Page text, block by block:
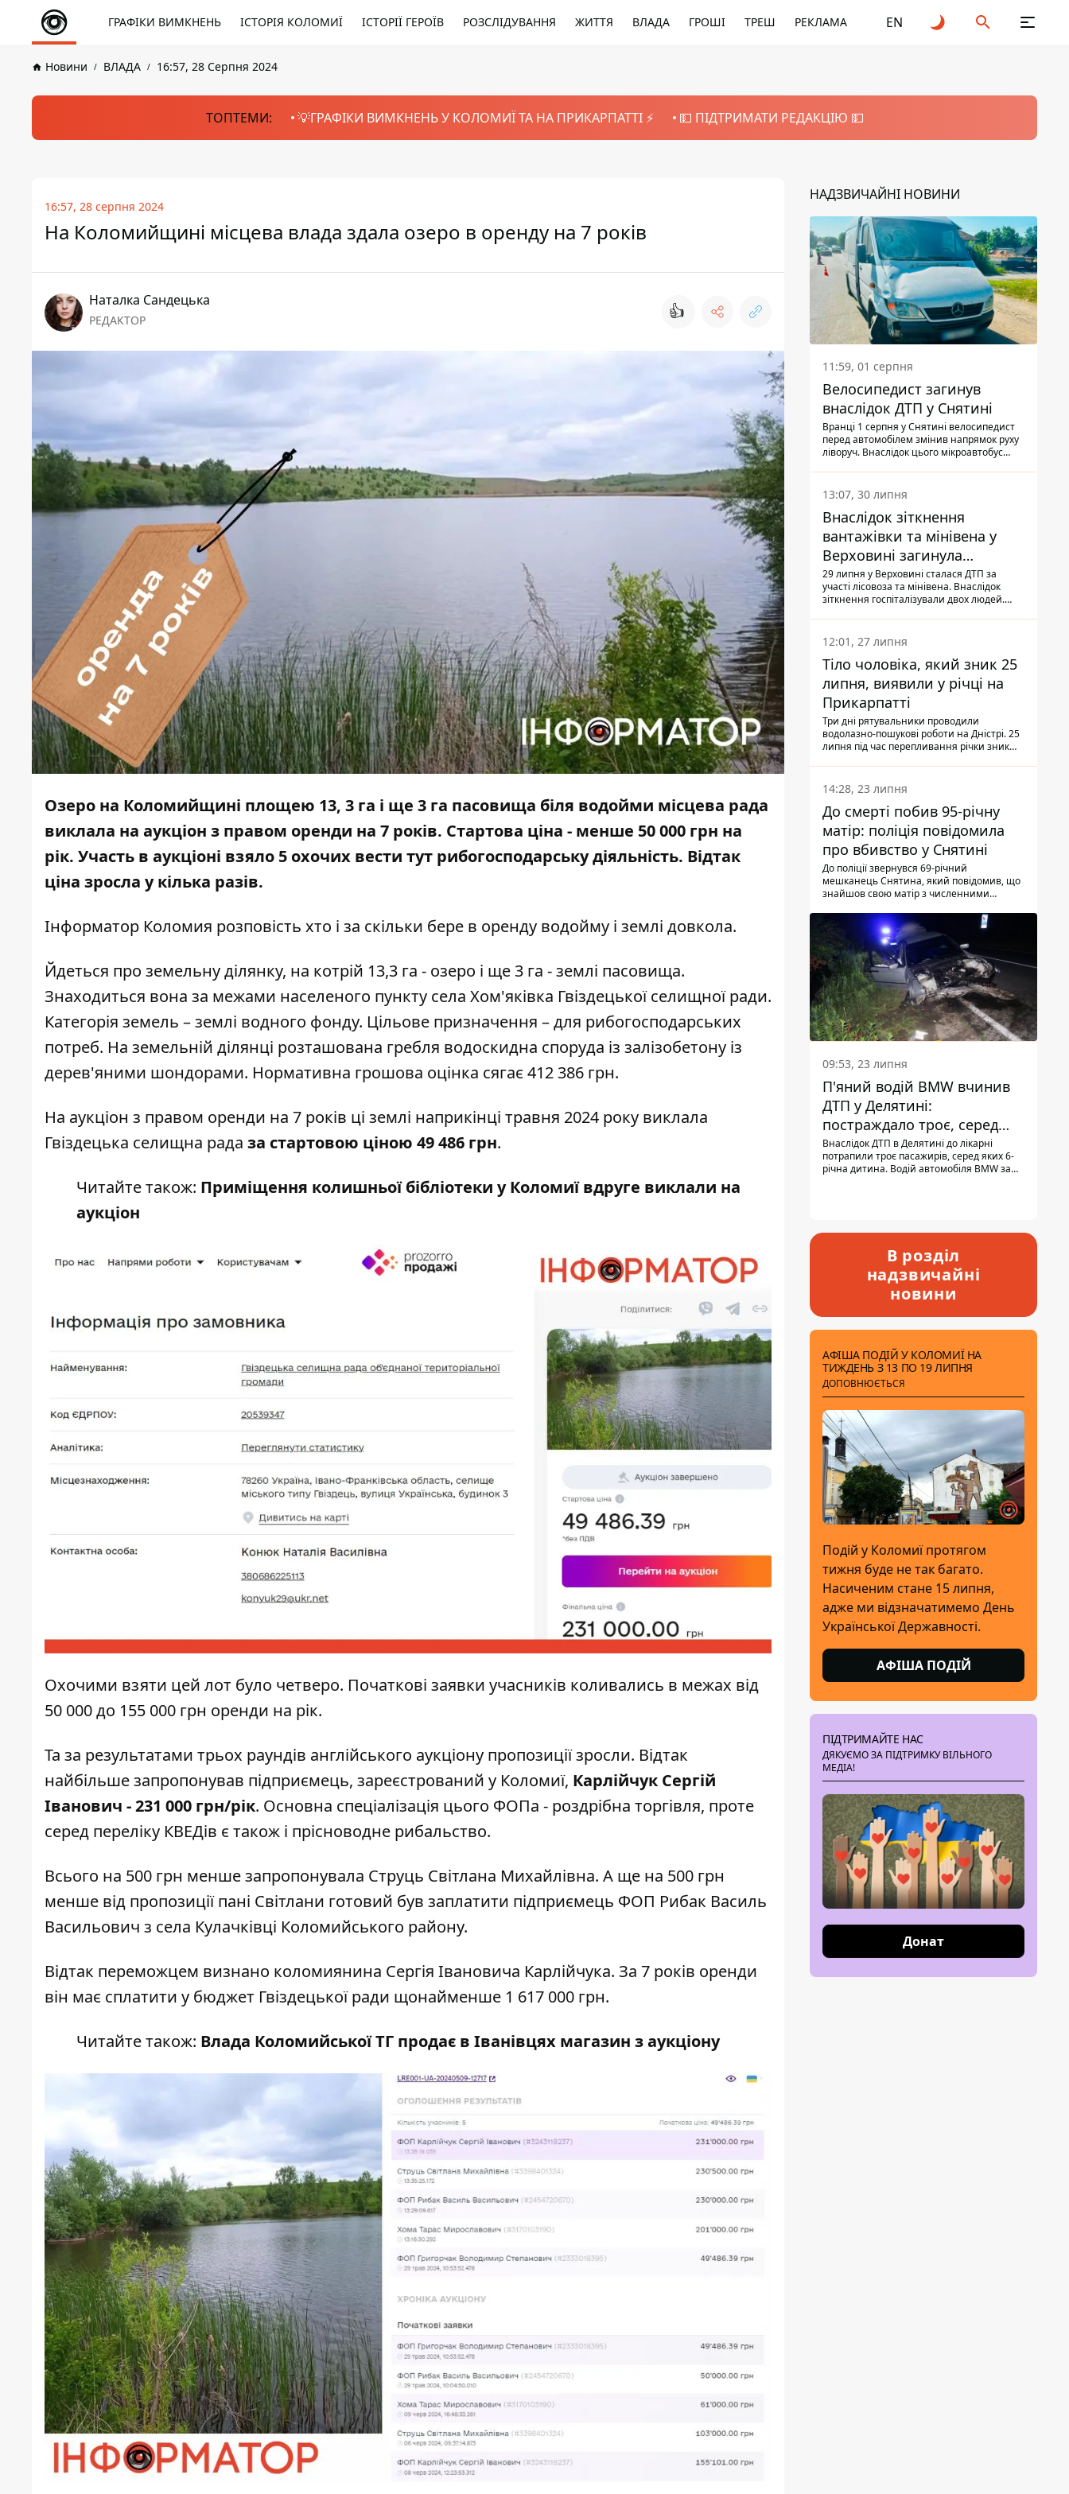
ГРАФІКИ ВИМКНЕНЬ ІСТОРІЯ КОЛОМИЇ ІСТОРІЇ ГЕРОЇВ РОЗСЛІДУВАННЯ ЖИТТЯ ВЛАДА ГРОШІ ТРЕШ РЕКЛАМА EN
Новини ВЛАДА 16:57, 28 Серпня 2024
ТОПТЕМИ: 💡ГРАФІКИ ВИМКНЕНЬ У КОЛОМИЇ ТА НА ПРИКАРПАТТІ ⚡️ 💵 ПІДТРИМАТИ РЕДАКЦІЮ 💵
16:57, 28 серпня 2024
На Коломийщині місцева влада здала озеро в оренду на 7 років
Наталка Сандецька
РЕДАКТОР 👍
Озеро на Коломийщині площею 13, 3 га і ще 3 га пасовища біля водойми місцева рада
виклала на аукціон з правом оренди на 7 років. Стартова ціна - менше 50 000 грн на
рік. Участь в аукціоні взяло 5 охочих вести тут рибогосподарську діяльність. Відтак
ціна зросла у кілька разів.
Інформатор Коломия розповість хто і за скільки бере в оренду водойму і землі довкола.
Йдеться про земельну ділянку, на котрій 13,3 га - озеро і ще 3 га - землі пасовища.
Знаходиться вона за межами населеного пункту села Хом'яківка Гвіздецької селищної ради.
Категорія земель – землі водного фонду. Цільове призначення – для рибогосподарських
потреб. На земельній ділянці розташована гребля водоскидна споруда із залізобетону із
дерев'яними шондорами. Нормативна грошова оцінка сягає 412 386 грн.
На аукціон з правом оренди на 7 років ці землі наприкінці травня 2024 року виклала
Гвіздецька селищна рада за стартовою ціною 49 486 грн.
Читайте також: Приміщення колишньої бібліотеки у Коломиї вдруге виклали на
аукціон
Охочими взяти цей лот було четверо. Початкові заявки учасників коливались в межах від
50 000 до 155 000 грн оренди на рік.
Та за результатами трьох раундів англійського аукціону пропозиції зросли. Відтак
найбільше запропонував підприємець, зареєстрований у Коломиї, Карлійчук Сергій
Іванович - 231 000 грн/рік. Основна спеціалізація цього ФОПа - роздрібна торгівля, проте
серед переліку КВЕДів є також і прісноводне рибальство.
Всього на 500 грн менше запропонувала Струць Світлана Михайлівна. А ще на 500 грн
менше від пропозиції пані Світлани готовий був заплатити підприємець ФОП Рибак Василь
Васильович з села Кулачківці Коломийського району.
Відтак переможцем визнано коломиянина Сергія Івановича Карлійчука. За 7 років оренди
він має сплатити у бюджет Гвіздецької ради щонайменше 1 617 000 грн.
Читайте також: Влада Коломийської ТГ продає в Іванівцях магазин з аукціону
НАДЗВИЧАЙНІ НОВИНИ
11:59, 01 серпня
Велосипедист загинув
внаслідок ДТП у Снятині
Вранці 1 серпня у Снятині велосипедист
перед автомобілем змінив напрямок руху
ліворуч. Внаслідок цього мікроавтобус
13:07, 30 липня
Внаслідок зіткнення
вантажівки та мінівена у
Верховині загинула
пасажирка, водійка - у
лікарні
29 липня у Верховині сталася ДТП за
участі лісовоза та мінівена. Внаслідок
зіткнення госпіталізували двох людей.
Також травми отримала водійка
автомобіля.
12:01, 27 липня
Тіло чоловіка, який зник 25
липня, виявили у річці на
Прикарпатті
Три дні рятувальники проводили
водолазно-пошукові роботи на Дністрі. 25
липня під час перепливання річки зник
виявили тіло.
14:28, 23 липня
До смерті побив 95-річну
матір: поліція повідомила
про вбивство у Снятині
До поліції звернувся 69-річний
мешканець Снятина, який повідомив, що
знайшов свою матір з численними
з'ясували правоохоронці, ці травми жінці
наніс її син.
09:53, 23 липня
П'яний водій BMW вчинив
ДТП у Делятині:
постраждало троє, серед
них - дитина
Внаслідок ДТП в Делятині до лікарні
потрапили троє пасажирів, серед яких 6-
річна дитина. Водій автомобіля BMW за
В розділ
надзвичайні
новини
АФІША ПОДІЙ У КОЛОМИЇ НА
ТИЖДЕНЬ З 13 ПО 19 ЛИПНЯ
ДОПОВНЮЄТЬСЯ
Подій у Коломиї протягом
тижня буде не так багато.
Насиченим стане 15 липня,
адже ми відзначатимемо День
Української Державності.
АФІША ПОДІЙ
ПІДТРИМАЙТЕ НАС
ДЯКУЄМО ЗА ПІДТРИМКУ ВІЛЬНОГО
МЕДІА!
Донат